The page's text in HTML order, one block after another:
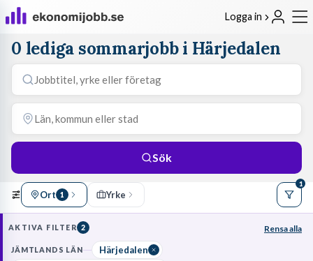
Logga in
0 lediga sommarjobb i Härjedalen
Sök
Ort 1 Yrke
1
AKTIVA FILTER 2 Rensa alla
JÄMTLANDS LÄN
Härjedalen